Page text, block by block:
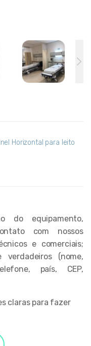
Horizontal para leito
do equipamento,
com nossos
e comerciais;
(nome,
país, CEP,
claras para fazer